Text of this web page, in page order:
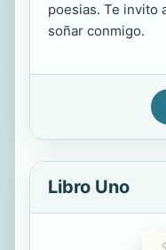
poesias. Te invito
soñar conmigo.
Libro Uno